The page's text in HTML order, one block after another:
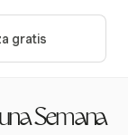
gratis
Semana